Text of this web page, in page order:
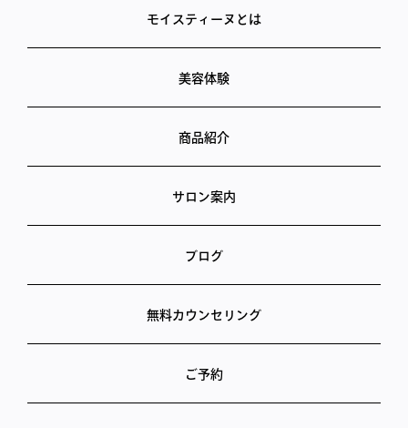
モイスティーヌとは
美容体験
商品紹介
サロン案内
ブログ
無料カウンセリング
ご予約